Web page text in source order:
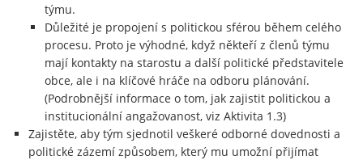
týmu.
Důležité je propojení s politickou sférou během celého
procesu. Proto je výhodné, když někteří z členů týmu
mají kontakty na starostu a další politické představitele
obce, ale i na klíčové hráče na odboru plánování.
(Podrobnější informace o tom, jak zajistit politickou a
institucionální angažovanost, viz Aktivita 1.3)
Zajistěte, aby tým sjednotil veškeré odborné dovednosti a
politické zázemí způsobem, který mu umožní přijímat